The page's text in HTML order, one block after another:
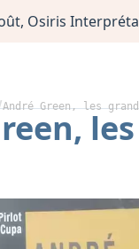
Osiris
André Green, les